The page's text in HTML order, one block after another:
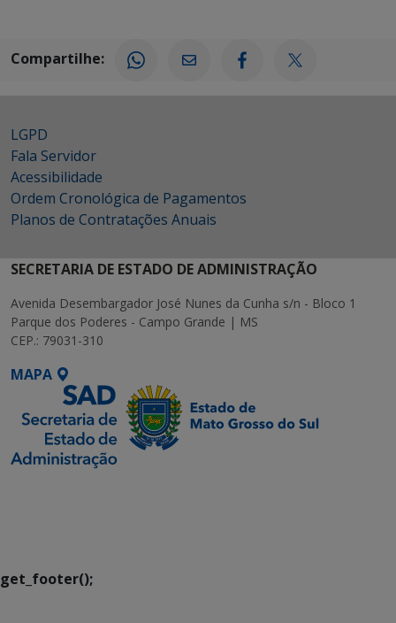
Compartilhe:
LGPD
Fala Servidor
Acessibilidade
Ordem Cronológica de Pagamentos
Planos de Contratações Anuais
SECRETARIA DE ESTADO DE ADMINISTRAÇÃO
Avenida Desembargador José Nunes da Cunha s/n - Bloco 1
Parque dos Poderes - Campo Grande | MS
CEP.: 79031-310
MAPA
get_footer();